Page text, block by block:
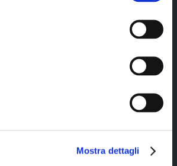
Mostra dettagli
2023 Alittleb.it SRL.- P.IVA